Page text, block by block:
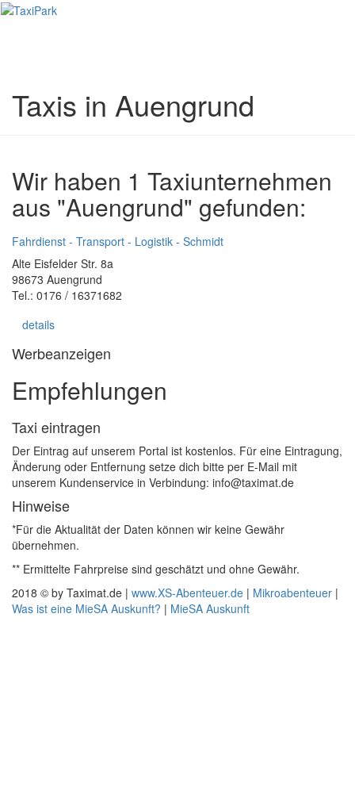
Taxis in Auengrund
Wir haben 1 Taxiunternehmen
aus "Auengrund" gefunden:
Fahrdienst - Transport - Logistik - Schmidt
Alte Eisfelder Str. 8a
98673 Auengrund
Tel.: 0176 / 16371682
details
Werbeanzeigen
Empfehlungen
Taxi eintragen
Der Eintrag auf unserem Portal ist kostenlos. Für eine Eintragung,
Änderung oder Entfernung setze dich bitte per E-Mail mit
unserem Kundenservice in Verbindung: info@taximat.de
Hinweise
*Für die Aktualität der Daten können wir keine Gewähr
übernehmen.
** Ermittelte Fahrpreise sind geschätzt und ohne Gewähr.
2018 © by Taximat.de | www.XS-Abenteuer.de | Mikroabenteuer |
Was ist eine MieSA Auskunft? | MieSA Auskunft